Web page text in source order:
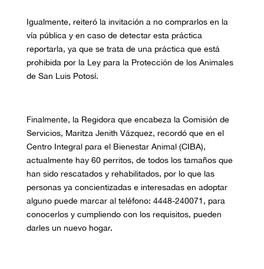
Igualmente, reiteró la invitación a no comprarlos en la
vía pública y en caso de detectar esta práctica
reportarla, ya que se trata de una práctica que está
prohibida por la Ley para la Protección de los Animales
de San Luis Potosí.
Finalmente, la Regidora que encabeza la Comisión de
Servicios, Maritza Jenith Vázquez, recordó que en el
Centro Integral para el Bienestar Animal (CIBA),
actualmente hay 60 perritos, de todos los tamaños que
han sido rescatados y rehabilitados, por lo que las
personas ya concientizadas e interesadas en adoptar
alguno puede marcar al teléfono: 4448-240071, para
conocerlos y cumpliendo con los requisitos, pueden
darles un nuevo hogar.